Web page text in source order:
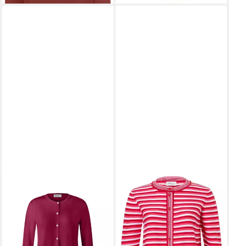
ab 105,15 € UVP149,95 €
lieferbar - in 5-6 Werktagen bei dir
+2
MAERZ MUENCHEN
Strickjacke
139,95 €
leider ausverkauft